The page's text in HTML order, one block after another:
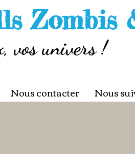
Zombis
vos univers !
Nous contacter Nous